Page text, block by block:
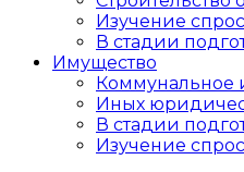
Изучение
В стадии
Имущество
Коммунальное
Иных
В стадии
Изучение